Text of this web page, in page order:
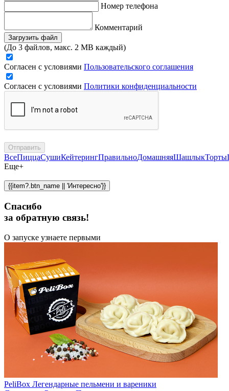
Номер телефона
Комментарий
Загрузить файл
(До 3 файлов, макс. 2 MB каждый)
Согласен с условиями Пользовательского соглашения
Согласен с условиями Политики конфиденциальности
Отправить
ВсеПиццаСушиКейтерингПравильноДомашняяШашлыкТорты
Еще+
{{item?.btn_name || 'Интересно'}}
Спасибо
за обратную связь!
О запуске узнаете первыми
PeliBox Легендарные пельмени и вареники